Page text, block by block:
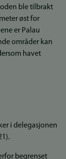
ble tilbrakt
øst for
er Palau
områder kan
havet
i delegasjonen
begrenset